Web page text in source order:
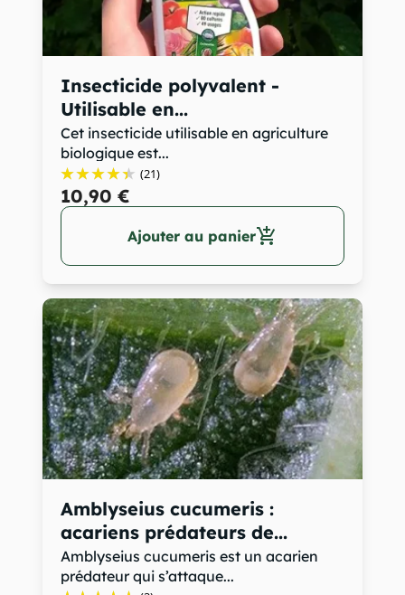
Insecticide polyvalent -
Utilisable en...
Cet insecticide utilisable en agriculture
biologique est...
(21)
10,90 €
Ajouter au panieradd_shopping_cart
Amblyseius cucumeris :
acariens prédateurs de...
Amblyseius cucumeris est un acarien
prédateur qui s’attaque...